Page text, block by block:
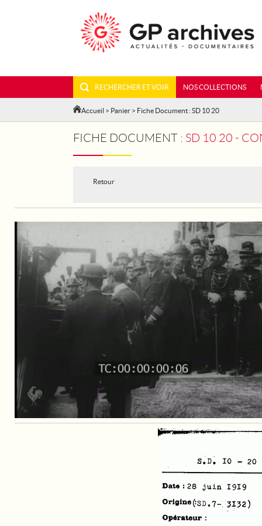
RECHERCHER ET VOIR NOS COLLECTIONS
Accueil > Panier > Fiche Document : SD 10 20
FICHE DOCUMENT : SD 10 20 -
Retour